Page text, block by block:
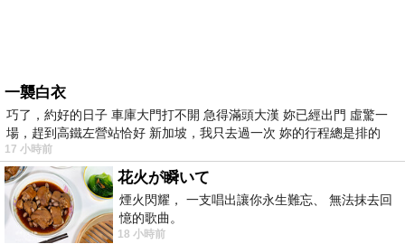
一襲白衣
巧了，約好的日子 車庫大門打不開 急得滿頭大漢 妳已經出門 虛驚一
場，趕到高鐵左營站恰好 新加坡，我只去過一次 妳的行程總是排的
17 小時前
花火が瞬いて
煙火閃耀， 一支唱出讓你永生難忘、 無法抹去回
憶的歌曲。
18 小時前